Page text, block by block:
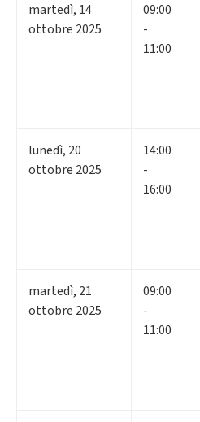
martedì, 14
ottobre 2025
09:00
-
11:00
lunedì, 20
ottobre 2025
14:00
-
16:00
martedì, 21
ottobre 2025
09:00
-
11:00